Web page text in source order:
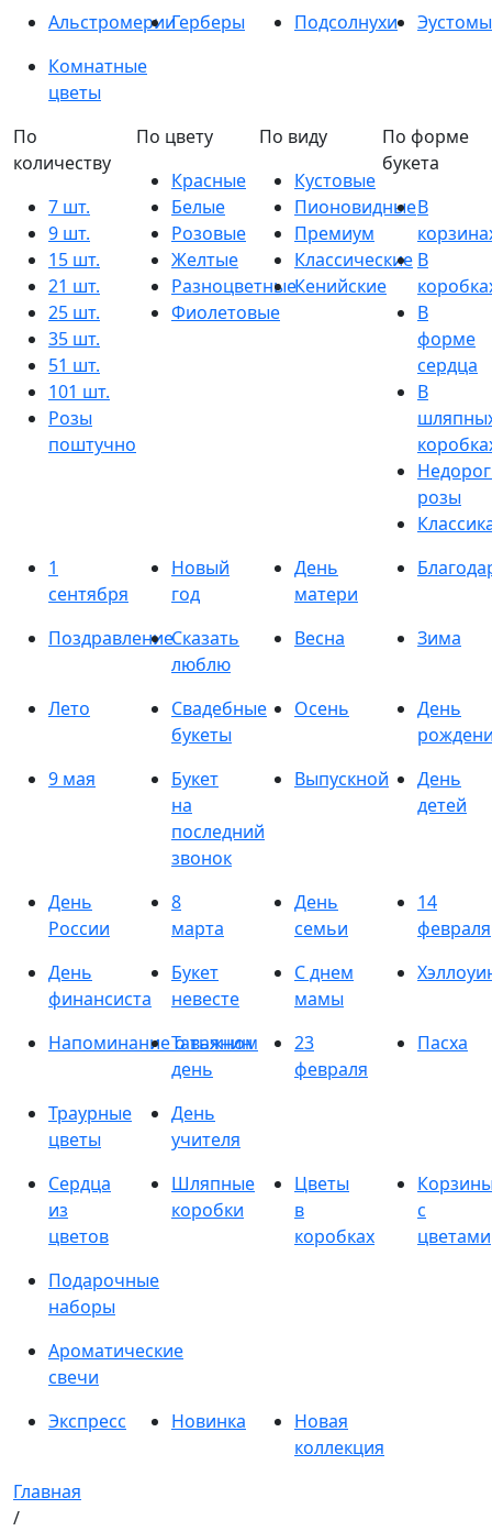
АльстромерииГерберы Подсолнухи
Эустомы
Комнатные
цветы
По
количеству
7 шт.
9 шт.
15 шт.
21 шт.
25 шт.
35 шт.
51 шт.
101 шт.
Розы
поштучно
По цвету
Красные
Белые
Розовые
Желтые
Разноцветные
Фиолетовые
По виду
Кустовые
Пионовидные
Премиум
Классические
Кенийские
По форме
букета
В
В
В
форме
сердца
В
розы
1
сентября
Новый
год
День
матери
ПоздравлениеСказать
люблю
Весна Зима
Лето
Свадебные
букеты
Осень
День
9 мая
Букет
на
последний
звонок
Выпускной
День
детей
День
России
8
марта
День
семьи
14
февраля
День
финансиста
Букет
невесте
С днем
мамы
Напоминание о важном
Татьянин
день
23
февраля
Пасха
Траурные
цветы
День
учителя
Сердца
из
цветов
Шляпные
коробки
Цветы
в
коробках
с
цветами
Подарочные
наборы
Ароматические
свечи
Экспресс
Новинка
Новая
коллекция
Главная
/